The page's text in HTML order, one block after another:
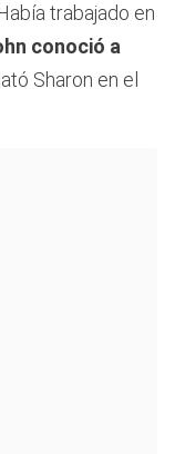
trabajado en
conoció a
Sharon en el